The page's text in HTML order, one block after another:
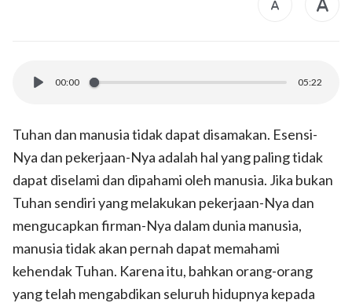
00:00 05:22
Tuhan dan manusia tidak dapat disamakan. Esensi-
Nya dan pekerjaan-Nya adalah hal yang paling tidak
dapat diselami dan dipahami oleh manusia. Jika bukan
Tuhan sendiri yang melakukan pekerjaan-Nya dan
mengucapkan firman-Nya dalam dunia manusia,
manusia tidak akan pernah dapat memahami
kehendak Tuhan. Karena itu, bahkan orang-orang
yang telah mengabdikan seluruh hidupnya kepada